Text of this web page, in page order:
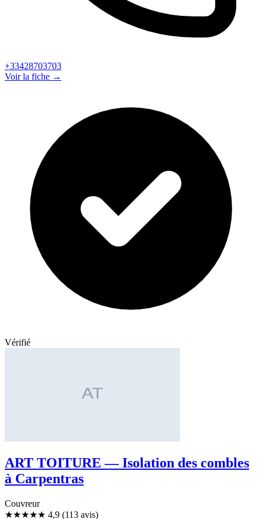
+33428703703
Voir la fiche →
Vérifié
ART TOITURE — Isolation des combles
à Carpentras
Couvreur
★★★★★ 4,9 (113 avis)